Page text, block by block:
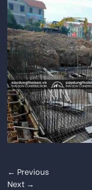
← Previous
Next →